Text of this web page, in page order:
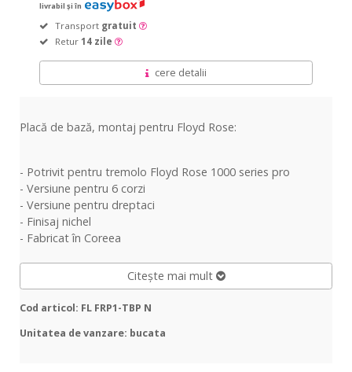
livrabil și în
Transport gratuit
Retur 14 zile
cere detalii
Placă de bază, montaj pentru Floyd Rose:
- Potrivit pentru tremolo Floyd Rose 1000 series pro
- Versiune pentru 6 corzi
- Versiune pentru dreptaci
- Finisaj nichel
- Fabricat în Coreea
Citește mai mult
Cod articol: FL FRP1-TBP N
Unitatea de vanzare: bucata